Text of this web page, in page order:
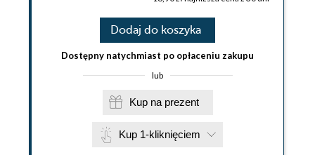
Dodaj do koszyka
Dostępny natychmiast po opłaceniu zakupu
lub
Kup na prezent
Kup 1-kliknięciem